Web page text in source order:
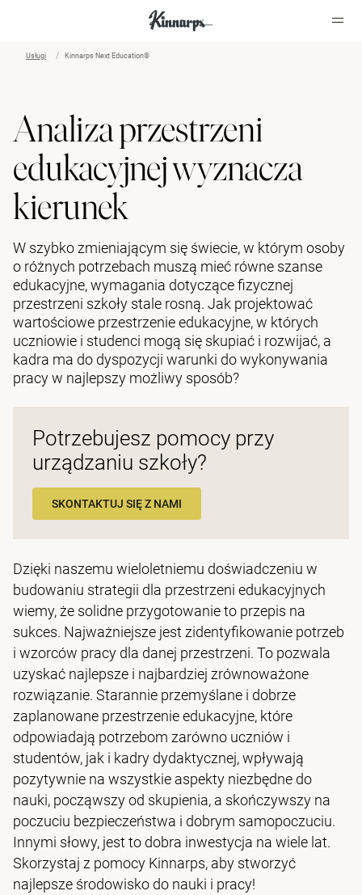
Usługi Kinnarps Next Education®
Analiza przestrzeni
edukacyjnej wyznacza
kierunek
W szybko zmieniającym się świecie, w którym osoby
o różnych potrzebach muszą mieć równe szanse
edukacyjne, wymagania dotyczące fizycznej
przestrzeni szkoły stale rosną. Jak projektować
wartościowe przestrzenie edukacyjne, w których
uczniowie i studenci mogą się skupiać i rozwijać, a
kadra ma do dyspozycji warunki do wykonywania
pracy w najlepszy możliwy sposób?
Potrzebujesz pomocy przy
urządzaniu szkoły?
SKONTAKTUJ SIĘ Z NAMI
Dzięki naszemu wieloletniemu doświadczeniu w
budowaniu strategii dla przestrzeni edukacyjnych
wiemy, że solidne przygotowanie to przepis na
sukces. Najważniejsze jest zidentyfikowanie potrzeb
i wzorców pracy dla danej przestrzeni. To pozwala
uzyskać najlepsze i najbardziej zrównoważone
rozwiązanie. Starannie przemyślane i dobrze
zaplanowane przestrzenie edukacyjne, które
odpowiadają potrzebom zarówno uczniów i
studentów, jak i kadry dydaktycznej, wpływają
pozytywnie na wszystkie aspekty niezbędne do
nauki, począwszy od skupienia, a skończywszy na
poczuciu bezpieczeństwa i dobrym samopoczuciu.
Innymi słowy, jest to dobra inwestycja na wiele lat.
Skorzystaj z pomocy Kinnarps, aby stworzyć
najlepsze środowisko do nauki i pracy!